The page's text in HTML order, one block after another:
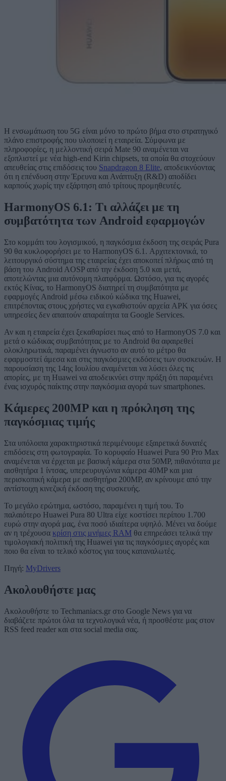
Η ενσωμάτωση του 5G είναι μόνο το πρώτο βήμα στο στρατηγικό
πλάνο επιστροφής που υλοποιεί η εταιρεία. Σύμφωνα με
πληροφορίες, η μελλοντική σειρά Mate 90 αναμένεται να
εξοπλιστεί με νέα high-end Kirin chipsets, τα οποία θα στοχεύουν
απευθείας στις επιδόσεις του Snapdragon 8 Elite, αποδεικνύοντας
ότι η επένδυση στην Έρευνα και Ανάπτυξη (R&D) αποδίδει
καρπούς χωρίς την εξάρτηση από τρίτους προμηθευτές.
HarmonyOS 6.1: Τι αλλάζει με τη
συμβατότητα των Android εφαρμογών
Στο κομμάτι του λογισμικού, η παγκόσμια έκδοση της σειράς Pura
90 θα κυκλοφορήσει με το HarmonyOS 6.1. Αρχιτεκτονικά, το
λειτουργικό σύστημα της εταιρείας έχει αποκοπεί πλήρως από τη
βάση του Android AOSP από την έκδοση 5.0 και μετά,
αποτελώντας μια αυτόνομη πλατφόρμα. Ωστόσο, για τις αγορές
εκτός Κίνας, το HarmonyOS διατηρεί τη συμβατότητα με
εφαρμογές Android μέσω ειδικού κώδικα της Huawei,
επιτρέποντας στους χρήστες να εγκαθιστούν αρχεία APK για όσες
υπηρεσίες δεν απαιτούν απαραίτητα τα Google Services.
Αν και η εταιρεία έχει ξεκαθαρίσει πως από το HarmonyOS 7.0 και
μετά ο κώδικας συμβατότητας με το Android θα αφαιρεθεί
ολοκληρωτικά, παραμένει άγνωστο αν αυτό το μέτρο θα
εφαρμοστεί άμεσα και στις παγκόσμιες εκδόσεις των συσκευών. Η
παρουσίαση της 14ης Ιουλίου αναμένεται να λύσει όλες τις
απορίες, με τη Huawei να αποδεικνύει στην πράξη ότι παραμένει
ένας ισχυρός παίκτης στην παγκόσμια αγορά των smartphones.
Κάμερες 200MP και η πρόκληση της
παγκόσμιας τιμής
Στα υπόλοιπα χαρακτηριστικά περιμένουμε εξαιρετικά δυνατές
επιδόσεις στη φωτογραφία. Το κορυφαίο Huawei Pura 90 Pro Max
αναμένεται να έρχεται με βασική κάμερα στα 50MP, πιθανότατα με
αισθητήρα 1 ίντσας, υπερευρυγώνια κάμερα 40MP και μια
περισκοπική κάμερα με αισθητήρα 200MP, αν κρίνουμε από την
αντίστοιχη κινεζική έκδοση της συσκευής.
Το μεγάλο ερώτημα, ωστόσο, παραμένει η τιμή του. Το
παλαιότερο Huawei Pura 80 Ultra είχε κοστίσει περίπου 1.700
ευρώ στην αγορά μας, ένα ποσό ιδιαίτερα υψηλό. Μένει να δούμε
αν η τρέχουσα κρίση στις μνήμες RAM θα επηρεάσει τελικά την
τιμολογιακή πολιτική της Huawei για τις παγκόσμιες αγορές και
ποιο θα είναι το τελικό κόστος για τους καταναλωτές.
Πηγή: MyDrivers
Ακολουθήστε μας
Ακολουθήστε το Techmaniacs.gr στο Google News για να
διαβάζετε πρώτοι όλα τα τεχνολογικά νέα, ή προσθέστε μας στον
RSS feed reader και στα social media σας.